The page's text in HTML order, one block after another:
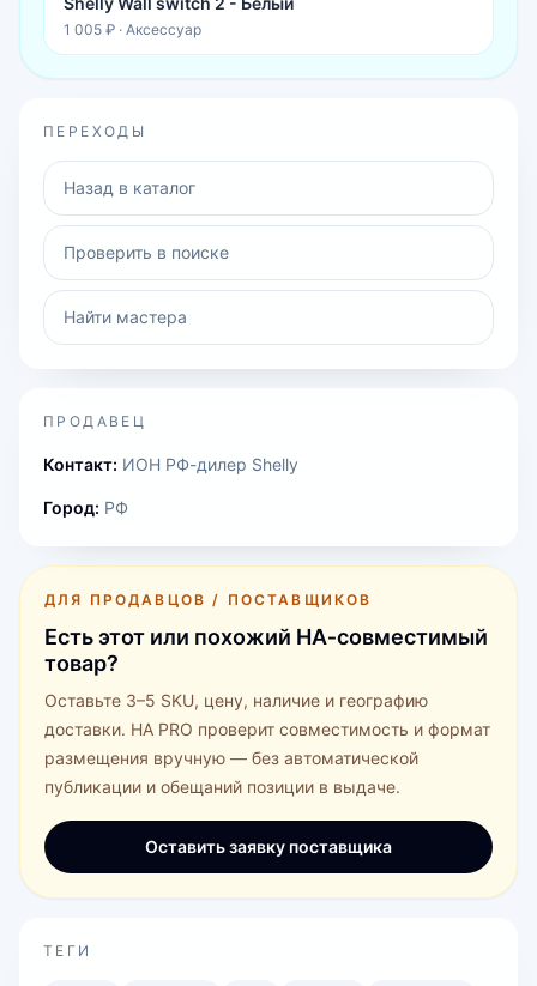
1 005 ₽ · Аксессуар
ПЕРЕХОДЫ
Назад в каталог
Проверить в поиске
Найти мастера
ПРОДАВЕЦ
Контакт: ИОН РФ-дилер Shelly
Город: РФ
ДЛЯ ПРОДАВЦОВ / ПОСТАВЩИКОВ
Есть этот или похожий HA‑совместимый
товар?
Оставьте 3–5 SKU, цену, наличие и географию
доставки. HA PRO проверит совместимость и формат
размещения вручную — без автоматической
публикации и обещаний позиции в выдаче.
Оставить заявку поставщика
ТЕГИ